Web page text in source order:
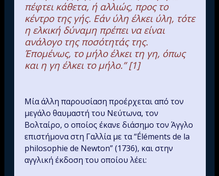
πέφτει κάθετα, ή αλλιώς, προς το
κέντρο της γής. Εάν ύλη έλκει ύλη, τότε
η ελκική δύναμη πρέπει να είναι
ανάλογο της ποσότητάς της.
Έπομένως, το μήλο έλκει τη γη, όπως
και η γη έλκει το μήλο.” [1]
Μία άλλη παρουσίαση προέρχεται από τον
μεγάλο θαυμαστή του Νεύτωνα, τον
Βολταίρο, ο οποίος έκανε διάσημο τον Άγγλο
επιστήμονα στη Γαλλία με τα “Éléments de la
philosophie de Newton” (1736), και στην
αγγλική έκδοση του οποίου λέει: